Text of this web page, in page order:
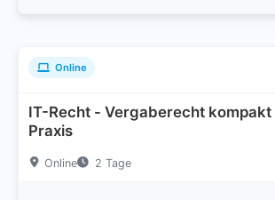
Online
IT-Recht - Vergaberecht kompakt
Praxis
Online 2 Tage